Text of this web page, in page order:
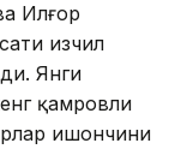
Илғор
изчил
Янги
қамровли
ишончини